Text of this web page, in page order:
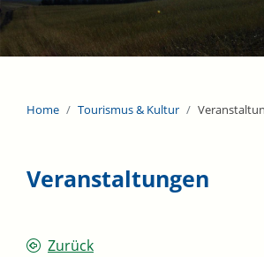
Home Tourismus & Kultur
Veranstaltungen
Zurück